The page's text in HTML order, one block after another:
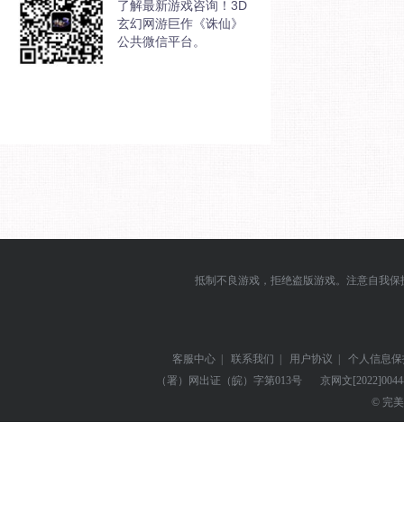
了解最新游戏咨询！3D
玄幻网游巨作《诛仙》
公共微信平台。
抵制不良游戏，拒绝盗版游戏。注意自我
客服中心 | 联系我们 | 用户协议 |
个人信息
（署）网出证（皖）字第013号
京网文
© 完美